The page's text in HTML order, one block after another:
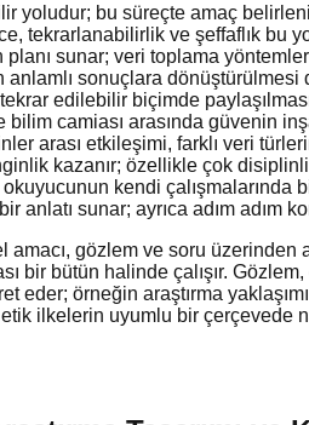
yoludur; bu süreçte amaç
tekrarlanabilirlik ve şeffaflık bu
planı sunar; veri toplama
sonuçlara
edilebilir biçimde
camiası arasında güvenin
etkileşimi, farklı veri
kazanır; özellikle çok
kendi çalışmalarında
anlatı sunar; ayrıca adım
gözlem ve soru
bir bütün halinde çalışır.
örneğin araştırma
ilkelerin uyumlu bir